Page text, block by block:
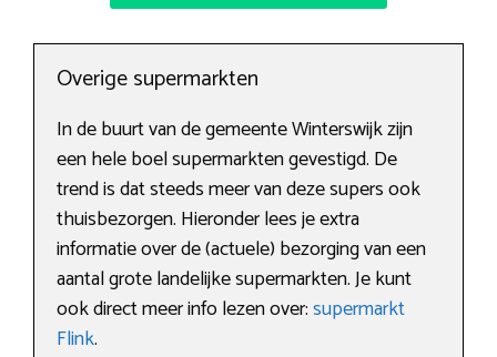
Overige supermarkten
In de buurt van de gemeente Winterswijk zijn
een hele boel supermarkten gevestigd. De
trend is dat steeds meer van deze supers ook
thuisbezorgen. Hieronder lees je extra
informatie over de (actuele) bezorging van een
aantal grote landelijke supermarkten. Je kunt
ook direct meer info lezen over:supermarkt
Flink.